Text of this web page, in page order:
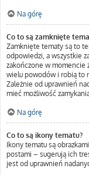
Na górę
Co to są zamknięte
Zamknięte tematy są to
odpowiedzi, a wszystkie
zakończone w momencie
wielu powodów i robią to
Zależnie od uprawnień
mieć możliwość
Na górę
Co to są ikony tematu?
Ikony tematu są
postami – sugerują ich
jest od uprawnień